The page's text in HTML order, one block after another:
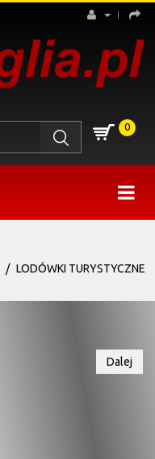
0
LODÓWKI TURYSTYCZNE
Dalej